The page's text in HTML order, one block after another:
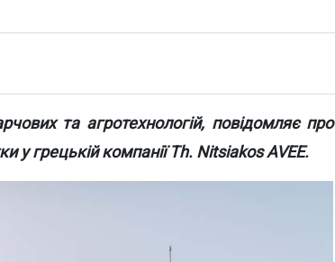
та агротехнологій, повідомляє про
у грецькій компанії Th. Nitsiakos AVEE.